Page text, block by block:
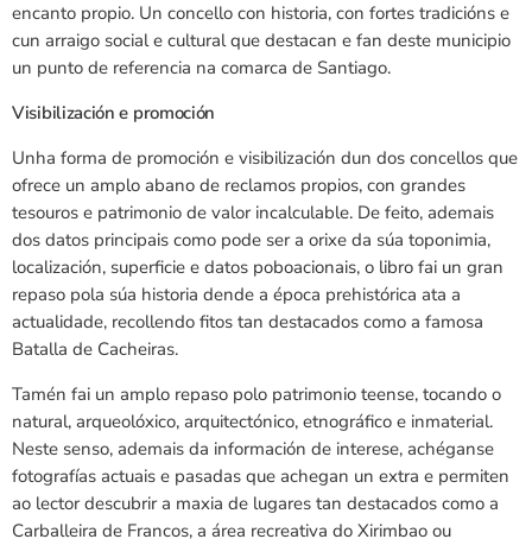
encanto propio. Un concello con historia, con fortes tradicións e
cun arraigo social e cultural que destacan e fan deste municipio
un punto de referencia na comarca de Santiago.
Visibilización e promoción
Unha forma de promoción e visibilización dun dos concellos que
ofrece un amplo abano de reclamos propios, con grandes
tesouros e patrimonio de valor incalculable. De feito, ademais
dos datos principais como pode ser a orixe da súa toponimia,
localización, superficie e datos poboacionais, o libro fai un gran
repaso pola súa historia dende a época prehistórica ata a
actualidade, recollendo fitos tan destacados como a famosa
Batalla de Cacheiras.
Tamén fai un amplo repaso polo patrimonio teense, tocando o
natural, arqueolóxico, arquitectónico, etnográfico e inmaterial.
Neste senso, ademais da información de interese, achéganse
fotografías actuais e pasadas que achegan un extra e permiten
ao lector descubrir a maxia de lugares tan destacados como a
Carballeira de Francos, a área recreativa do Xirimbao ou